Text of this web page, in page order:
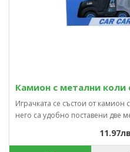
Камион с метални коли
Играчката се състои от
него са удобно поставени две